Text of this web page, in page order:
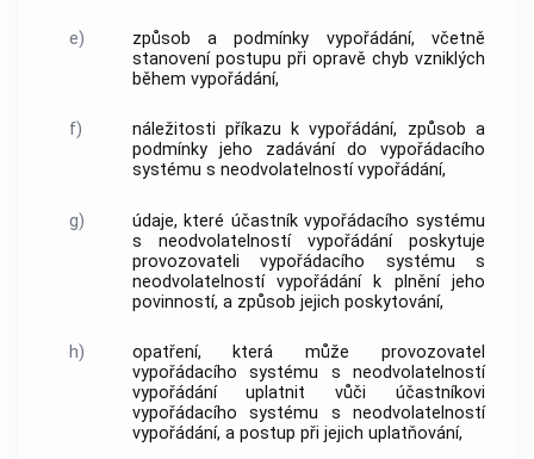
e)
způsob a podmínky vypořádání, včetně
stanovení postupu při opravě chyb vzniklých
během vypořádání,
f)
náležitosti příkazu k vypořádání, způsob a
podmínky jeho zadávání do vypořádacího
systému s neodvolatelností vypořádání,
g)
údaje, které účastník vypořádacího systému
s neodvolatelností vypořádání poskytuje
provozovateli vypořádacího systému s
neodvolatelností vypořádání k plnění jeho
povinností, a způsob jejich poskytování,
h)
opatření, která může provozovatel
vypořádacího systému s neodvolatelností
vypořádání uplatnit vůči účastníkovi
vypořádacího systému s neodvolatelností
vypořádání, a postup při jejich uplatňování,